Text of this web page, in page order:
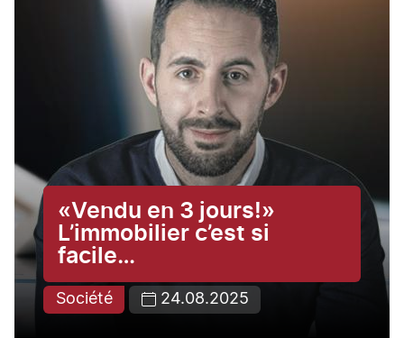
«Vendu en 3 jours!»
L’immobilier c’est si
facile…
Société 24.08.2025